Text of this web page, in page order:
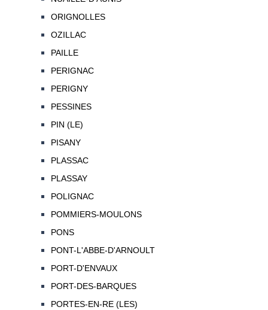
ORIGNOLLES
OZILLAC
PAILLE
PERIGNAC
PERIGNY
PESSINES
PIN (LE)
PISANY
PLASSAC
PLASSAY
POLIGNAC
POMMIERS-MOULONS
PONS
PONT-L'ABBE-D'ARNOULT
PORT-D'ENVAUX
PORT-DES-BARQUES
PORTES-EN-RE (LES)